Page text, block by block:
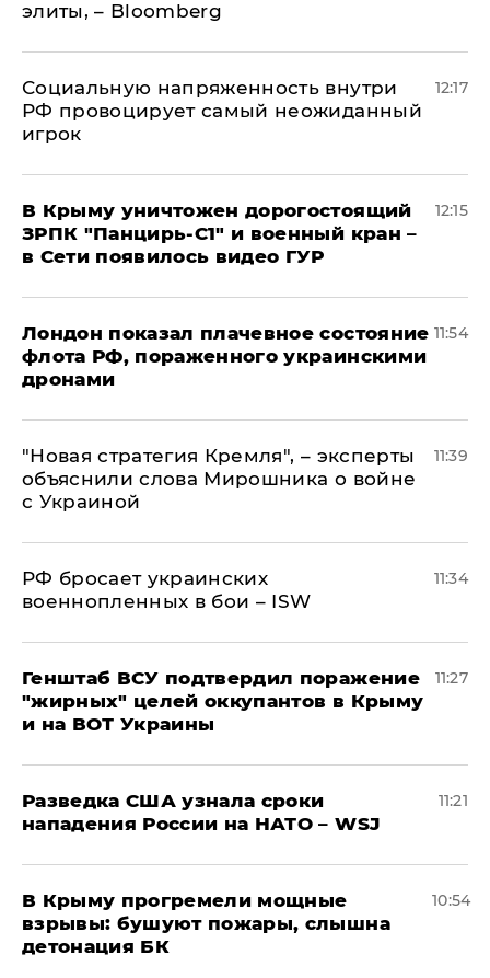
элиты, – Bloomberg
Социальную напряженность внутри
РФ провоцирует самый неожиданный
игрок
12:17
В Крыму уничтожен дорогостоящий
ЗРПК "Панцирь-С1" и военный кран –
в Сети появилось видео ГУР
12:15
Лондон показал плачевное состояние
флота РФ, пораженного украинскими
дронами
11:54
"Новая стратегия Кремля", – эксперты
объяснили слова Мирошника о войне
с Украиной
11:39
РФ бросает украинских
военнопленных в бои – ISW
11:34
Генштаб ВСУ подтвердил поражение
"жирных" целей оккупантов в Крыму
и на ВОТ Украины
11:27
Разведка США узнала сроки
нападения России на НАТО – WSJ
11:21
В Крыму прогремели мощные
взрывы: бушуют пожары, слышна
детонация БК
10:54